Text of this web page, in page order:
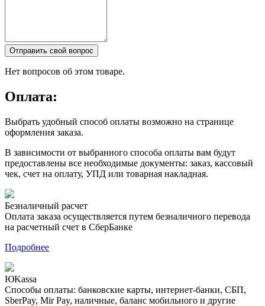
Отправить свой вопрос
Нет вопросов об этом товаре.
Оплата:
Выбрать удобный способ оплаты возможно на странице
оформления заказа.
В зависимости от выбранного способа оплаты вам будут
предоставлены все необходимые документы: заказ, кассовый
чек, счет на оплату, УПД или товарная накладная.
Безналичный расчет
Оплата заказа осуществляется путем безналичного перевода
на расчетный счет в СберБанке
Подробнее
ЮKassa
Способы оплаты: банковские карты, интернет-банки, СБП,
SberPay, Mir Pay, наличные, баланс мобильного и другие